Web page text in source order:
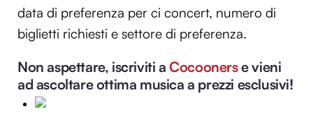
data di preferenza per ci concert, numero di
biglietti richiesti e settore di preferenza.
Non aspettare, iscriviti aCocoonerse vieni
ad ascoltare ottima musica a prezzi esclusivi!